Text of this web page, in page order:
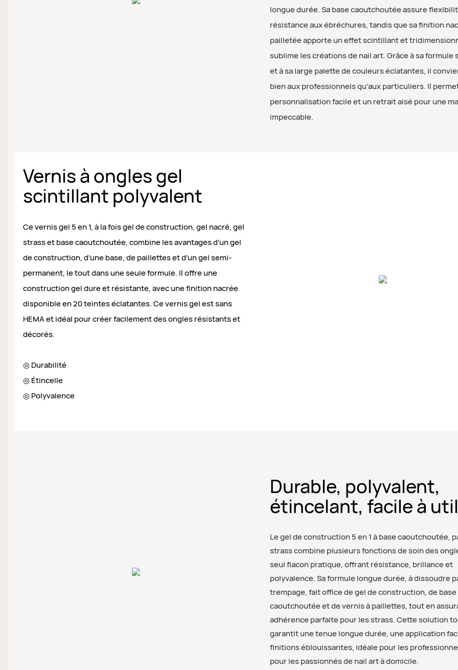
longue durée. Sa base caoutchoutée assure
résistance aux ébréchures, tandis que sa finition
pailletée apporte un effet scintillant et
sublime les créations de nail art. Grâce à sa formule
et à sa large palette de couleurs éclatantes, il
bien aux professionnels qu'aux particuliers. Il
personnalisation facile et un retrait aisé pour une
impeccable.
Vernis à ongles gel
scintillant polyvalent
Ce vernis gel 5 en 1, à la fois gel de construction, gel nacré, gel
strass et base caoutchoutée, combine les avantages d'un gel
de construction, d'une base, de paillettes et d'un gel semi-
permanent, le tout dans une seule formule. Il offre une
construction gel dure et résistante, avec une finition nacrée
disponible en 20 teintes éclatantes. Ce vernis gel est sans
HEMA et idéal pour créer facilement des ongles résistants et
décorés.
◎ Durabilité
◎ Étincelle
◎ Polyvalence
Durable, polyvalent,
étincelant, facile à
Le gel de construction 5 en 1 à base caoutchoutée,
strass combine plusieurs fonctions de soin des
seul flacon pratique, offrant résistance, brillance et
polyvalence. Sa formule longue durée, à dissoudre
trempage, fait office de gel de construction, de base
caoutchoutée et de vernis à paillettes, tout en
adhérence parfaite pour les strass. Cette solution
garantit une tenue longue durée, une application
finitions éblouissantes, idéale pour les
pour les passionnés de nail art à domicile.